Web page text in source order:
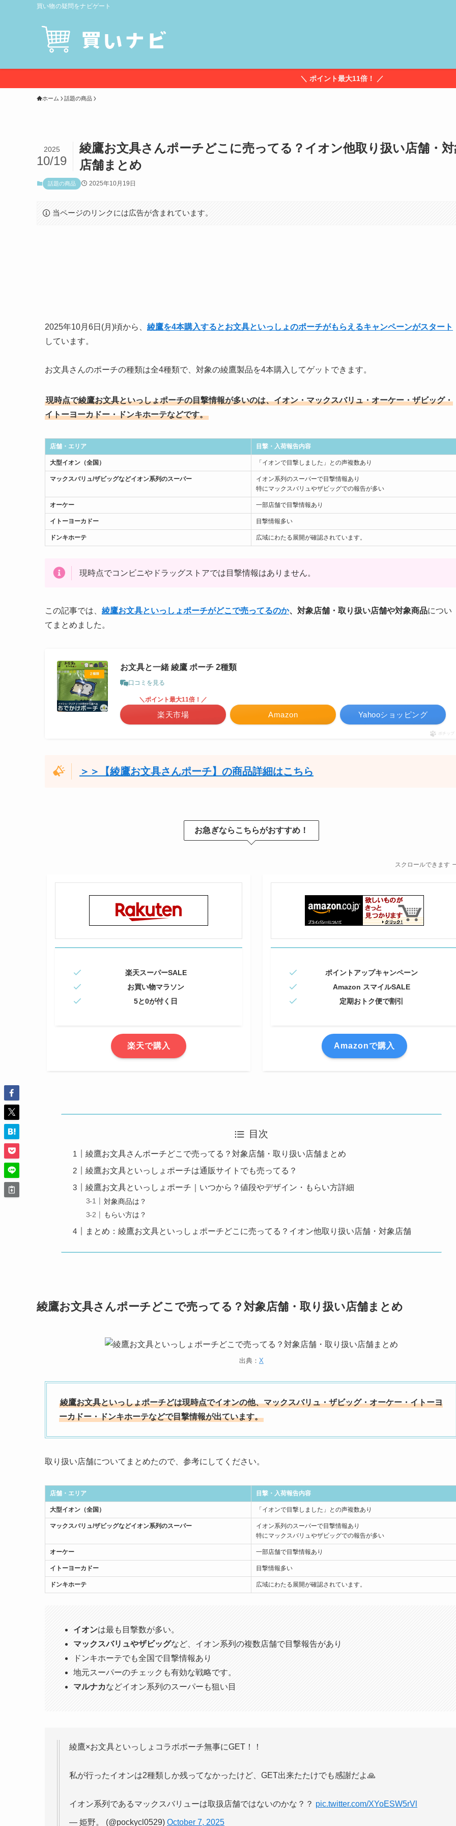
買い物の疑問をナビゲート
＼ ポイント最大11倍！ ／
ホーム 話題の商品
綾鷹お文具さんポーチどこに売ってる？イオン他取り扱い店舗・対
店舗まとめ
2025
10/19
話題の商品 2025年10月19日
当ページのリンクには広告が含まれています。
2025年10月6日(月)頃から、 綾鷹を4本購入するとお文具といっしょのポーチがもらえるキャンペーンがスタート
しています。
お文具さんのポーチの種類は全4種類で、対象の綾鷹製品を4本購入してゲットできます。
現時点で綾鷹お文具といっしょポーチの目撃情報が多いのは、イオン・マックスバリュ・オーケー・ザビッグ・
イトーヨーカドー・ドンキホーテなどです。
店舗・エリア 目撃・入荷報告内容
大型イオン（全国） 「イオンで目撃しました」との声複数あり
マックスバリュ/ザビッグなどイオン系列のスーパー
イオン系列のスーパーで目撃情報あり
特にマックスバリュやザビッグでの報告が多い
オーケー 一部店舗で目撃情報あり
イトーヨーカドー 目撃情報多い
ドンキホーテ 広域にわたる展開が確認されています。
現時点でコンビニやドラッグストアでは目撃情報はありません。
この記事では、 綾鷹お文具といっしょポーチがどこで売ってるのか、対象店舗・取り扱い店舗や対象商品につい
てまとめました。
お文具と一緒 綾鷹 ポーチ 2種類
口コミを見る
Amazon
＼ポイント最大11倍！／
楽天市場 Yahooショッピング
ポチップ
＞＞【綾鷹お文具さんポーチ】の商品詳細はこちら
お急ぎならこちらがおすすめ！
スクロールできます
楽天スーパーSALE
お買い物マラソン
5と0が付く日
楽天で購入
ポイントアップキャンペーン
Amazon スマイルSALE
定期おトク便で割引
Amazonで購入
目次
綾鷹お文具さんポーチどこで売ってる？対象店舗・取り扱い店舗まとめ
綾鷹お文具といっしょポーチは通販サイトでも売ってる？
綾鷹お文具といっしょポーチ｜いつから？値段やデザイン・もらい方詳細
対象商品は？
もらい方は？
まとめ：綾鷹お文具といっしょポーチどこに売ってる？イオン他取り扱い店舗・対象店舗
綾鷹お文具さんポーチどこで売ってる？対象店舗・取り扱い店舗まとめ
出典： X
綾鷹お文具といっしょポーチどは現時点でイオンの他、マックスバリュ・ザビッグ・オーケー・イトーヨ
ーカドー・ドンキホーテなどで目撃情報が出ています。
取り扱い店舗についてまとめたので、参考にしてください。
店舗・エリア 目撃・入荷報告内容
大型イオン（全国） 「イオンで目撃しました」との声複数あり
マックスバリュ/ザビッグなどイオン系列のスーパー
イオン系列のスーパーで目撃情報あり
特にマックスバリュやザビッグでの報告が多い
オーケー 一部店舗で目撃情報あり
イトーヨーカドー 目撃情報多い
ドンキホーテ 広域にわたる展開が確認されています。
イオンは最も目撃数が多い。
マックスバリュやザビッグなど、イオン系列の複数店舗で目撃報告があり
ドンキホーテでも全国で目撃情報あり
地元スーパーのチェックも有効な戦略です。
マルナカなどイオン系列のスーパーも狙い目
綾鷹×お文具といっしょコラボポーチ無事にGET！！
私が行ったイオンは2種類しか残ってなかったけど、GET出来たたけでも感謝だよ🙏
イオン系列であるマックスバリューは取扱店舗ではないのかな？？ pic.twitter.com/XYoESW5rVl
— 姫野。 (@pockycl0529) October 7, 2025